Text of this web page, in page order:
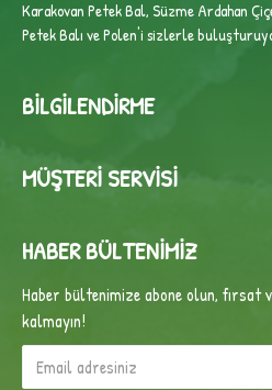
Karakovan Petek Bal, Süzme Ardahan
Petek Balı ve Polen'i sizlerle
BILGILENDIRME
MÜŞTERI SERVISI
HABER BÜLTENIMIZ
Haber bültenimize abone olun, fırsat
kalmayın!